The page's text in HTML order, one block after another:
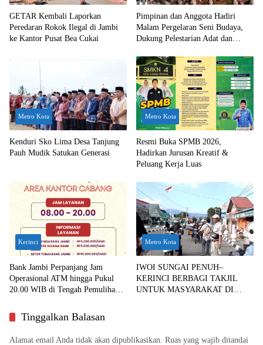
GETAR Kembali Laporkan
Peredaran Rokok Ilegal di Jambi
ke Kantor Pusat Bea Cukai
Pimpinan dan Anggota Hadiri
Malam Pergelaran Seni Budaya,
Dukung Pelestarian Adat dan
Metro Kota
Kenduri Sko Lima Desa Tanjung
Pauh Mudik Satukan Generasi
Metro Kota
Resmi Buka SPMB 2026,
Hadirkan Jurusan Kreatif &
Peluang Kerja Luas
Kerinci
Bank Jambi Perpanjang Jam
Operasional ATM hingga Pukul
20.00 WIB di Tengah Pemulihan
Metro Kota
IWOI SUNGAI PENUH–
KERINCI BERBAGI TAKJIL
UNTUK MASYARAKAT DI
Tinggalkan Balasan
Alamat email Anda tidak akan dipublikasikan. Ruas yang wajib ditandai